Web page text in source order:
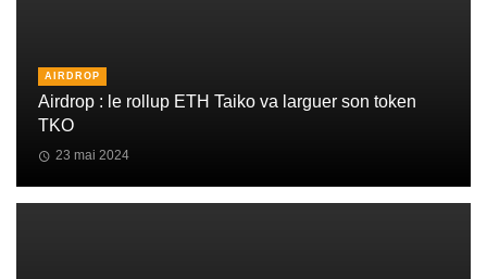
AIRDROP
Airdrop : le rollup ETH Taiko va larguer son token
TKO
23 mai 2024